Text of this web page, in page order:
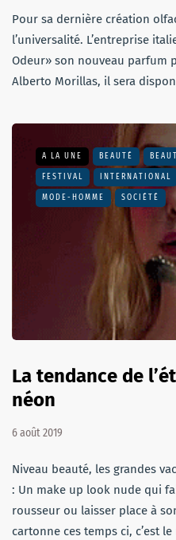
Pour sa dernière création
l’universalité. L’entreprise
Odeur» son nouveau parfum
Alberto Morillas, il sera
A LA UNE BEAUTÉ
FESTIVAL INTERNATIONAL
MODE-HOMME SOCIÉTÉ
La tendance de
néon
6 août 2019
Niveau beauté, les grandes
: Un make up look nude qui
rousseur ou laisser place à
cartonne ces temps ci, c’est